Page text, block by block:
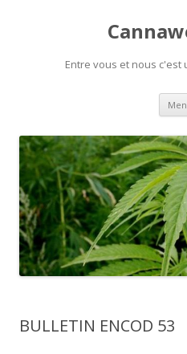
Entre vous et nous
BULLETIN ENCOD 53